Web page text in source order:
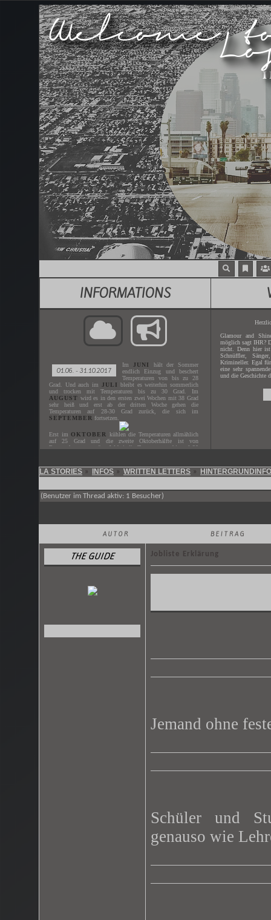
INFORMATIONS
01.06. - 31.10.2017
Im JUNI
hält der Sommer
endlich Einzug und beschert
Temperaturen von bis zu 28
Grad. Und auch im
JULI bleibt es weiterhin sommerlich
und trocken mit Temperaturen bis zu 30 Grad. Im
AUGUST wird es in den ersten zwei Wochen mit 38 Grad
sehr heiß und erst ab der dritten Woche gehen die
Temperaturen auf 28-30 Grad zurück, die sich im
SEPTEMBER fortsetzen.
Erst im OKTOBER
kühlen die Temperaturen allmählich
auf 25 Grad und die zweite Oktoberhälfte ist von
Regenschauern geprägt. Wobei die Temperaturen bis auf 20
Der nächsteZEITSPRUNGist inXX.XX.XXXX.
Glamour and
möglich sagt IHR?
nicht. Denn hier
Schnüffler,
Krimineller. Egal
eine sehr
und die Geschichte
LA STORIES » INFOS » WRITTEN LETTERS »
(Benutzer im Thread aktiv: 1 Besucher)
AUTOR BEITRAG
THE GUIDE Jobliste Erklärung
Jemand ohne
Schüler und
genauso wie